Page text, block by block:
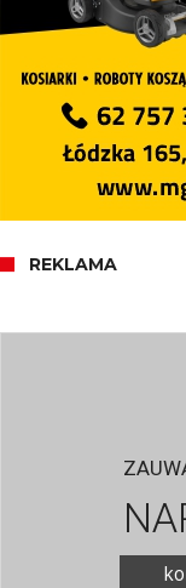
REKLAMA